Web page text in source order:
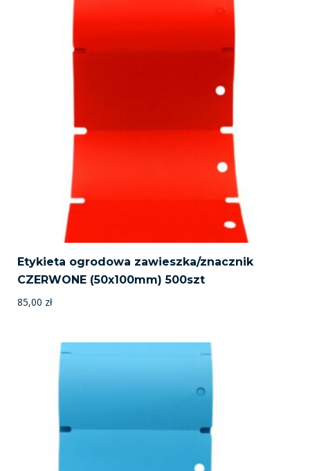
Etykieta ogrodowa zawieszka/znacznik
CZERWONE (50x100mm) 500szt
85,00 zł